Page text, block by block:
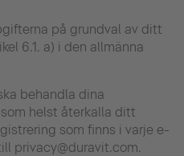
på grundval av ditt
6.1. a) i den allmänna
behandla dina
helst återkalla ditt
som finns i varje e-
privacy@duravit.com.